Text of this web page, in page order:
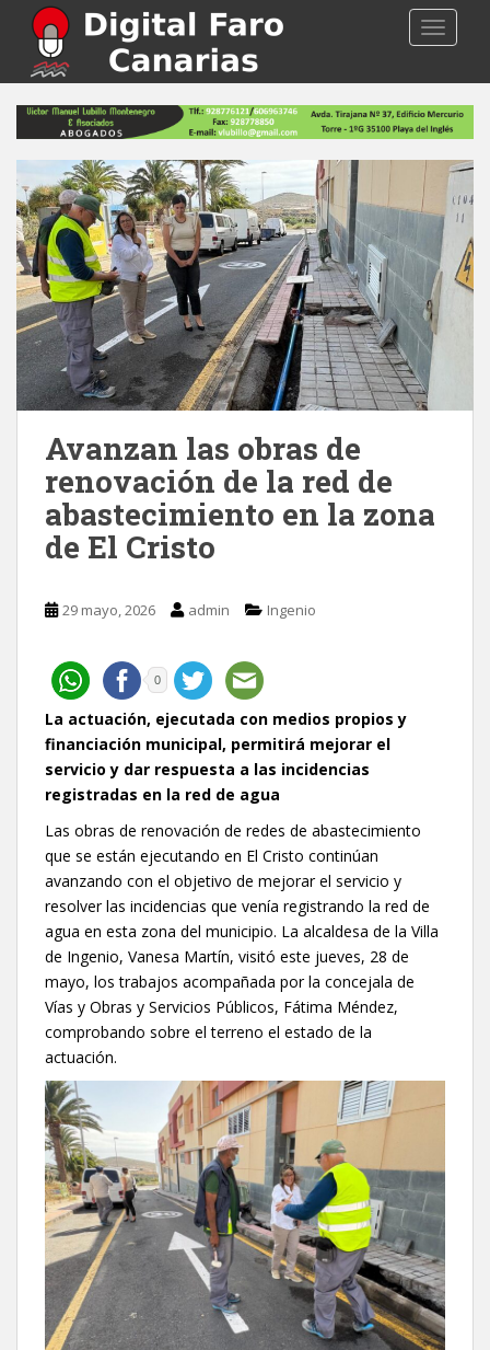
p
Avanzan las obras de
renovación de la red de
abastecimiento en la zona
de El Cristo
29 mayo, 2026 admin Ingenio
0
La actuación, ejecutada con medios propios y
financiación municipal, permitirá mejorar el
servicio y dar respuesta a las incidencias
registradas en la red de agua
Las obras de renovación de redes de abastecimiento
que se están ejecutando en El Cristo continúan
avanzando con el objetivo de mejorar el servicio y
resolver las incidencias que venía registrando la red de
agua en esta zona del municipio. La alcaldesa de la Villa
de Ingenio, Vanesa Martín, visitó este jueves, 28 de
mayo, los trabajos acompañada por la concejala de
Vías y Obras y Servicios Públicos, Fátima Méndez,
comprobando sobre el terreno el estado de la
actuación.